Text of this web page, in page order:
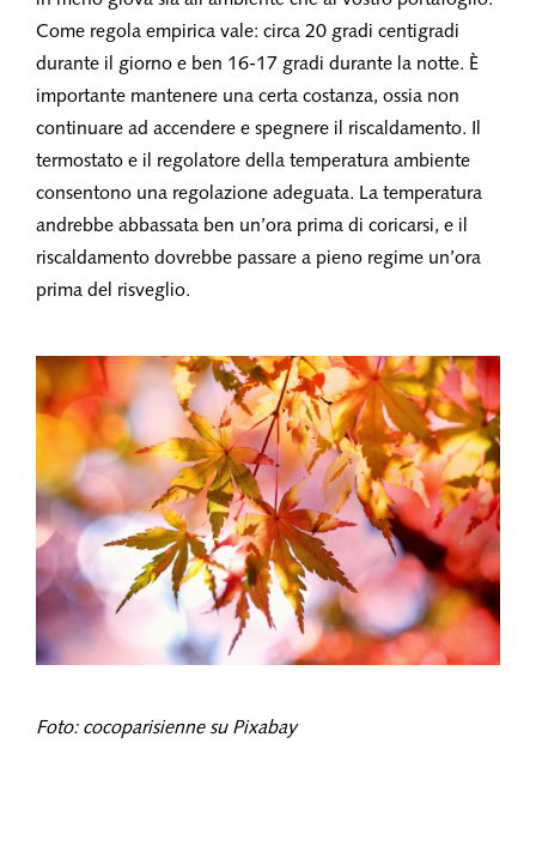
Come regola empirica vale: circa 20 gradi centigradi
durante il giorno e ben 16-17 gradi durante la notte. È
importante mantenere una certa costanza, ossia non
continuare ad accendere e spegnere il riscaldamento. Il
termostato e il regolatore della temperatura ambiente
consentono una regolazione adeguata. La temperatura
andrebbe abbassata ben un’ora prima di coricarsi, e il
riscaldamento dovrebbe passare a pieno regime un’ora
prima del risveglio.
Foto: cocoparisienne su Pixabay